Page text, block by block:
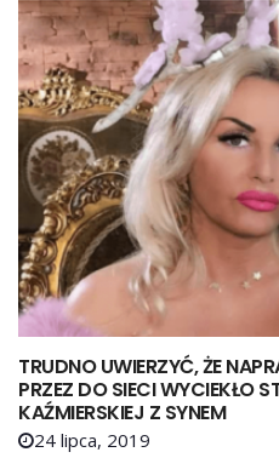
TRUDNO UWIERZYĆ, ŻE
PRZEZ DO SIECI WYCIEKŁO
KAŹMIERSKIEJ Z SYNEM
24 lipca, 2019